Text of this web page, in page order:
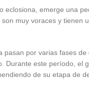
eclosiona, emerge una
muy voraces y tienen
pasan por varias fases
Durante este período, el
de su etapa de